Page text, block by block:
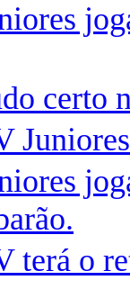
certo
terá o